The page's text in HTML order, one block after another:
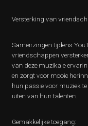
Versterking van
Samenzingen tijdens
vriendschappen
van deze muzikale
en zorgt voor mooie
hun passie voor muziek
uiten van hun talenten.
Gemakkelijke toegang: